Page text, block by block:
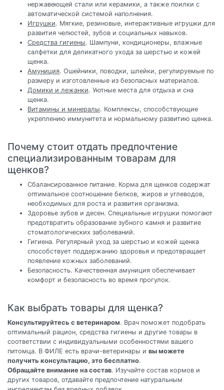
нержавеющей стали или керамики, а также поилки с
автоматической системой наполнения.
Игрушки. Мягкие, резиновые, интерактивные игрушки для
развития челюстей, зубов и социальных навыков.
Средства гигиены. Шампуни, кондиционеры, влажные
салфетки для деликатного ухода за шерстью и кожей
щенка.
Амуниция. Ошейники, поводки, шлейки, регулируемые по
размеру и изготовленные из безопасных материалов.
Домики и лежанки. Уютные места для отдыха и сна
щенка.
Витамины и минералы. Комплексы, способствующие
укреплению иммунитета и нормальному развитию щенка.
Почему стоит отдать предпочтение
специализированным товарам для
щенков?
Сбалансированное питание. Корма для щенков содержат
оптимальное соотношение белков, жиров и углеводов,
необходимых для роста и развития организма.
Здоровье зубов и десен. Специальные игрушки помогают
предотвратить образование зубного камня и развитие
стоматологических заболеваний.
Гигиена. Регулярный уход за шерстью и кожей щенка
способствует поддержанию здоровья и предотвращает
появление кожных заболеваний.
Безопасность. Качественная амуниция обеспечивает
комфорт и безопасность во время прогулок.
Как выбрать товары для щенка?
Консультируйтесь с ветеринаром. Врач поможет подобрать
оптимальный рацион, средства гигиены и другие товары в
соответствии с индивидуальными особенностями вашего
питомца. В ФИЛЕ есть врачи-ветеринары и вы можете
получить консультацию, это бесплатно.
Обращайте внимание на состав. Изучайте состав кормов и
других товаров, отдавайте предпочтение натуральным